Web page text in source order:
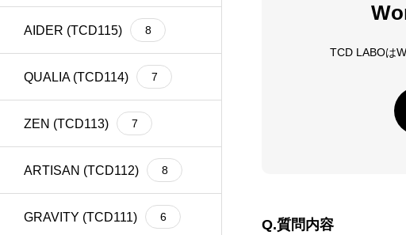
AIDER (TCD115) 8
QUALIA (TCD114) 7
ZEN (TCD113) 7
ARTISAN (TCD112) 8
GRAVITY (TCD111) 6
TCD LABOは
Q.質問内容